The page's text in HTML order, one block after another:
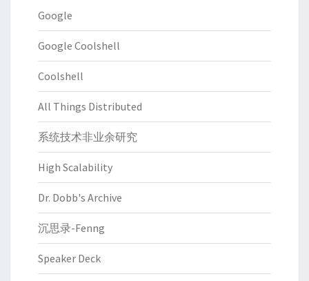
Google
Google Coolshell
Coolshell
All Things Distributed
系统技术非业余研究
High Scalability
Dr. Dobb's Archive
沉思录-Fenng
Speaker Deck